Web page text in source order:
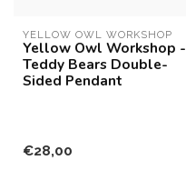
YELLOW OWL WORKSHOP
Yellow Owl Workshop -
Teddy Bears Double-
Sided Pendant
€28,00